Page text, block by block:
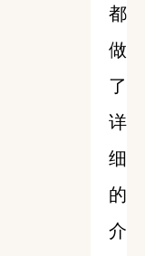
都
做
了
详
细
的
介